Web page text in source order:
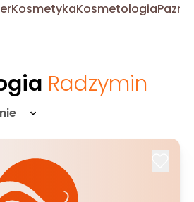
KosmetykaKosmetologia
Radzymin